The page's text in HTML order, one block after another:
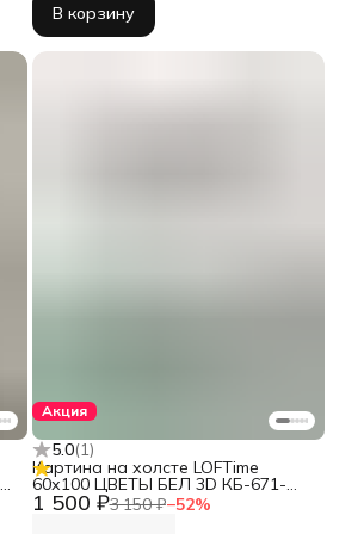
В корзину
Акция
5.0(1)
1 500 ₽3 150 ₽−52%
Картина на холсте LOFTime
60х100 ЦВЕТЫ БЕЛ 3D КБ-671-
60100